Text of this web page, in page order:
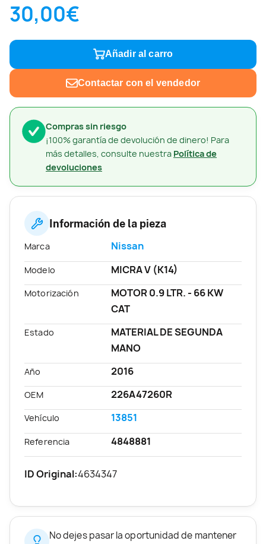
Compras sin riesgo
¡100% garantía de devolución de dinero! Para
más detalles, consulte nuestra Política de
devoluciones
30,00€
Añadir al carro
Contactar con el vendedor
Información de la pieza
Marca Nissan
Modelo MICRA V (K14)
Motorización
MOTOR 0.9 LTR. - 66 KW
CAT
Estado
MATERIAL DE SEGUNDA
MANO
Año 2016
OEM 226A47260R
Vehículo 13851
Referencia 4848881
ID Original:4634347
No dejes pasar la oportunidad de mantener